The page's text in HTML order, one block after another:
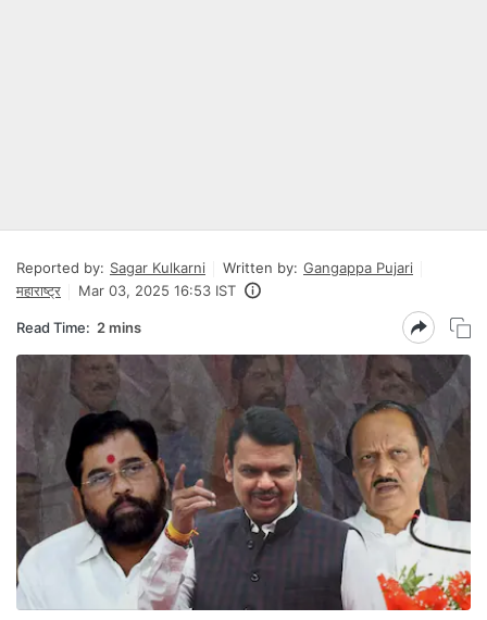
Reported by: Sagar Kulkarni Written by: Gangappa Pujari
महाराष्ट्र
Mar 03, 2025 16:53 IST
Read Time: 2 mins